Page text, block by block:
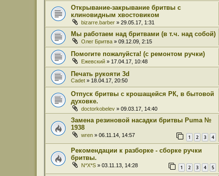
Открывание-закрывание бритвы с
клиновидным хвостовиком
bizarre.barber » 29.05.17, 1:31
Мы работаем над бритвами (в т.ч. над собой)
Олег Бритва » 09.12.09, 2:15
Помогите пожалуйста! (с ремонтом ручки)
Ежевский » 17.04.17, 10:48
Печать рукояти 3d
Cadet » 18.04.17, 20:50
Отпуск бритвы с крошащейся РК, в бытовой
духовке.
doctorkobelev » 09.03.17, 14:40
Замена резиновой насадки бритвы Puma №
1938
wren » 06.11.14, 14:57 1 2 3 4
Рекомендации к разборке - сборке ручки
бритвы.
N*X*S » 03.11.13, 14:28 1 2 3 4 5